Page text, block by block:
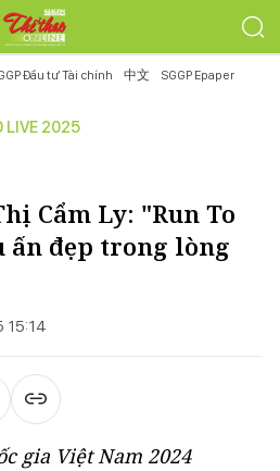
Đầu tư Tài chính 中文 SGGP Epaper
LIVE 2025
Cẩm Ly: "Run To
ấn đẹp trong lòng
15:14
gia Việt Nam 2024